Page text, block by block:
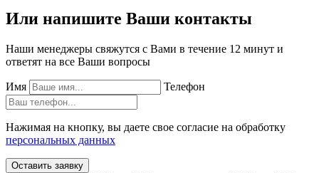
Или напишите Ваши контакты
Наши менеджеры свяжутся с Вами в течение 12 минут и
ответят на все Ваши вопросы
Имя Телефон
Нажимая на кнопку, вы даете свое согласие на обработку
персональных данных